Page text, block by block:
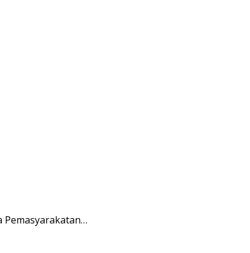
Pemasyarakatan…